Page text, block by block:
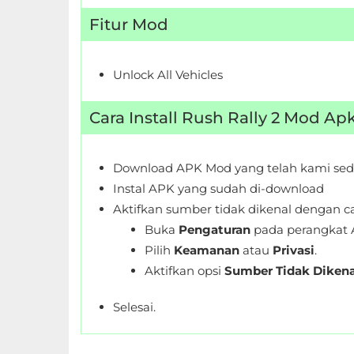
Fitur Mod
Unlock All Vehicles
Cara Install Rush Rally 2 Mod
Download APK Mod yang telah kami
Instal APK yang sudah di-download
Aktifkan sumber tidak dikenal dengan
Buka Pengaturan pada perangkat
Pilih Keamanan atau Privasi.
Aktifkan opsi Sumber Tidak
Selesai.